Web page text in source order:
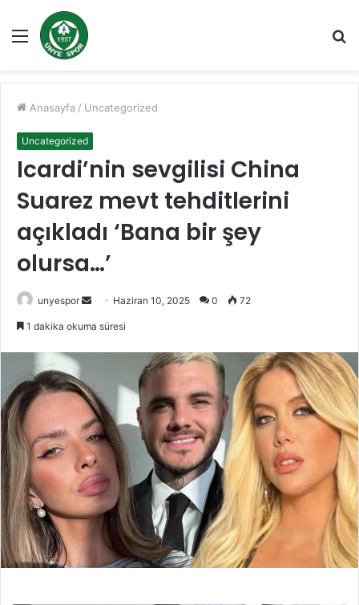
Menü
...
Anasayfa / Uncategorized
Uncategorized
Icardi’nin sevgilisi China
Suarez mevt tehditlerini
açıkladı ‘Bana bir şey
olursa…’
unyespor
Bir
Haziran 10, 2025 0 72
1 dakika okuma süresi